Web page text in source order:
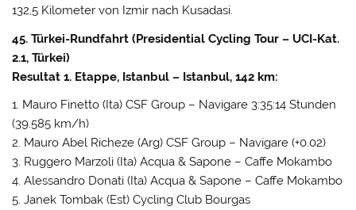
132,5 Kilometer von Izmir nach Kusadasi.
45. Türkei-Rundfahrt (Presidential Cycling Tour – UCI-Kat.
2.1, Türkei)
Resultat 1. Etappe, Istanbul – Istanbul, 142 km:
1. Mauro Finetto (Ita) CSF Group – Navigare 3:35:14 Stunden
(39.585 km/h)
2. Mauro Abel Richeze (Arg) CSF Group – Navigare (+0.02)
3. Ruggero Marzoli (Ita) Acqua & Sapone – Caffe Mokambo
4. Alessandro Donati (Ita) Acqua & Sapone – Caffe Mokambo
5. Janek Tombak (Est) Cycling Club Bourgas